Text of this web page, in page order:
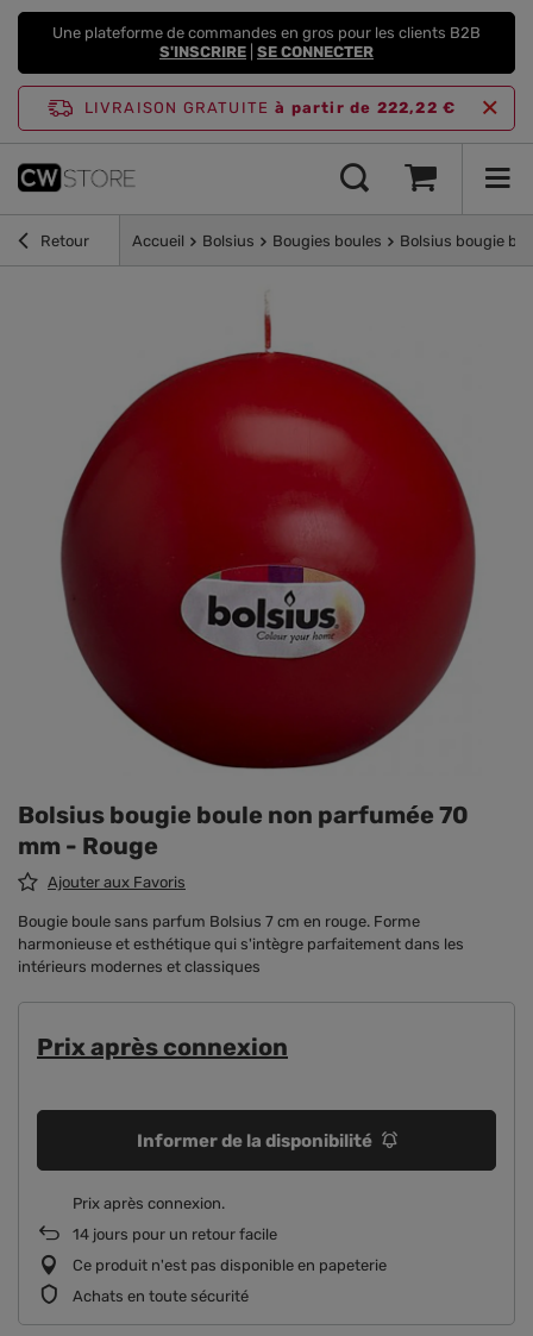
Une plateforme de commandes en gros pour les clients B2B
S'INSCRIRE SE CONNECTER
LIVRAISON GRATUITE à partir de 222,22 €
Retour Accueil Bolsius Bougies boules Bolsius bougie
Bolsius bougie boule non parfumée 70
mm - Rouge
Ajouter aux Favoris
Bougie boule sans parfum Bolsius 7 cm en rouge. Forme
harmonieuse et esthétique qui s'intègre parfaitement dans les
intérieurs modernes et classiques
Prix ​​après connexion
Informer de la disponibilité
Prix ​​après connexion
14 jours pour un retour facile
Ce produit n'est pas disponible en papeterie
Achats en toute sécurité